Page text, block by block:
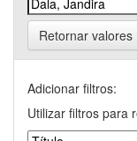
Retornar valores
Adicionar filtros:
Utilizar filtros para